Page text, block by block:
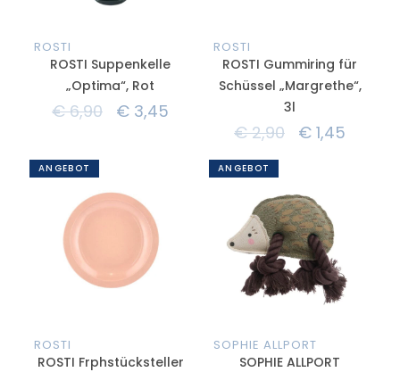
ROSTI
ROSTI Suppenkelle
„Optima“, Rot
€6,90 € 3,45
ROSTI
ROSTI Gummiring für
Schüssel „Margrethe“,
3l
€2,90 € 1,45
ANGEBOT
ROSTI
ROSTI Frphstücksteller
ANGEBOT
SOPHIE ALLPORT
SOPHIE ALLPORT